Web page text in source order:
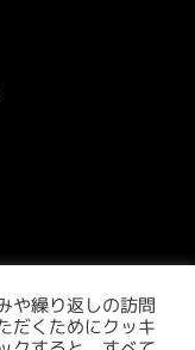
や繰り返しの訪問
だくためにクッキ